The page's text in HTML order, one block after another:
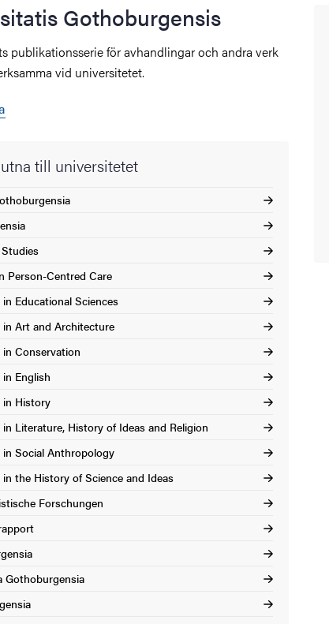
Gothoburgensis
publikationsserie för avhandlingar och andra verk
vid universitetet.
till universitetet
Person-Centred Care
Educational Sciences
Art and Architecture
Conservation
English
in History
Literature, History of Ideas and Religion
Social Anthropology
the History of Science and Ideas
Forschungen
Gothoburgensia